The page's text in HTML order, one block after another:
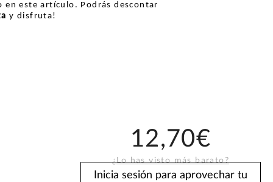
en este artículo. Podrás descontar
y disfruta!
12,70€
¿Lo has visto más barato?
Inicia sesión para aprovechar tu